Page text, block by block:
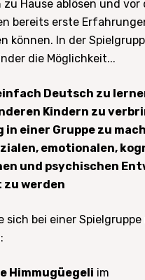
Hause ablösen und vor
bereits erste
können. In der
die Möglichkeit...
Deutsch zu
Kindern zu
einer Gruppe zu
emotionalen,
und psychischen
werden
sich bei einer Spielgruppe
Himmugüegeli im